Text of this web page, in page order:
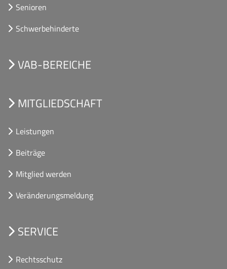
Senioren
Schwerbehinderte
VAB-BEREICHE
MITGLIEDSCHAFT
Leistungen
Beiträge
Mitglied werden
Veränderungsmeldung
SERVICE
Rechtsschutz